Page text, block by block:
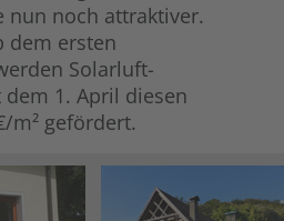
nun noch attraktiver.
dem ersten
Solarluft-
1. April diesen
m² gefördert.